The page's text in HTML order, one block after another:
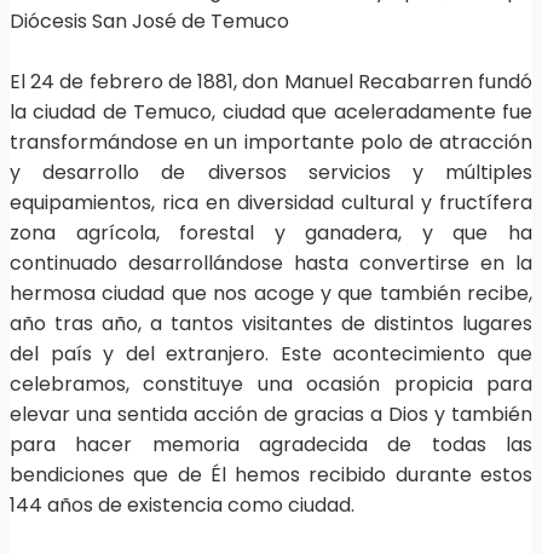
Diócesis San José de Temuco
El 24 de febrero de 1881, don Manuel Recabarren fundó
la ciudad de Temuco, ciudad que aceleradamente fue
transformándose en un importante polo de atracción
y desarrollo de diversos servicios y múltiples
equipamientos, rica en diversidad cultural y fructífera
zona agrícola, forestal y ganadera, y que ha
continuado desarrollándose hasta convertirse en la
hermosa ciudad que nos acoge y que también recibe,
año tras año, a tantos visitantes de distintos lugares
del país y del extranjero. Este acontecimiento que
celebramos, constituye una ocasión propicia para
elevar una sentida acción de gracias a Dios y también
para hacer memoria agradecida de todas las
bendiciones que de Él hemos recibido durante estos
144 años de existencia como ciudad.